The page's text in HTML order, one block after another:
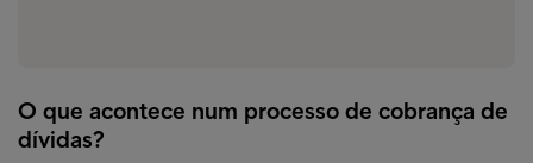
O que acontece num processo de cobrança de
dívidas?